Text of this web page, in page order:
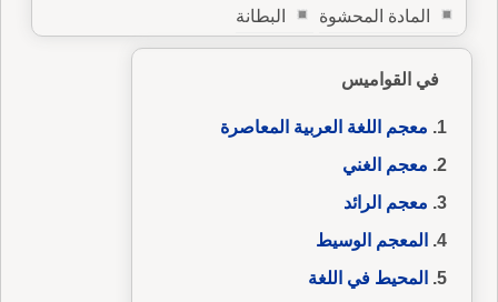
المادة المحشوة البطانة
في القواميس
معجم اللغة العربية المعاصرة
معجم الغني
معجم الرائد
المعجم الوسيط
المحيط في اللغة